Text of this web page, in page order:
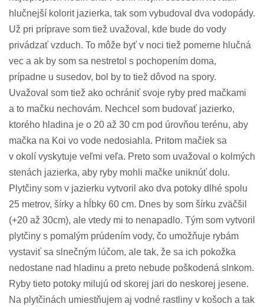
hlučnejší kolorit jazierka, tak som vybudoval dva vodopády.
Už pri príprave som tiež uvažoval, kde bude do vody
privádzať vzduch. To môže byť v noci tiež pomerne hlučná
vec a ak by som sa nestretol s pochopením doma,
prípadne u susedov, bol by to tiež dôvod na spory.
Uvažoval som tiež ako ochrániť svoje ryby pred mačkami
a to mačku nechovám. Nechcel som budovať jazierko,
ktorého hladina je o 20 až 30 cm pod úrovňou terénu, aby
mačka na Koi vo vode nedosiahla. Pritom mačiek sa
v okolí vyskytuje veľmi veľa. Preto som uvažoval o kolmých
stenách jazierka, aby ryby mohli mačke uniknúť dolu.
Plytčiny som v jazierku vytvoril ako dva potoky dlhé spolu
25 metrov, šírky a hĺbky 60 cm. Dnes by som šírku zväčšil
(+20 až 30cm), ale vtedy mi to nenapadlo. Tým som vytvoril
plytčiny s pomalým prúdením vody, čo umožňuje rybám
vystaviť sa slnečným lúčom, ale tak, že sa ich pokožka
nedostane nad hladinu a preto nebude poškodená slnkom.
Ryby tieto potoky milujú od skorej jari do neskorej jesene.
Na plytčinách umiestňujem aj vodné rastliny v košoch a tak